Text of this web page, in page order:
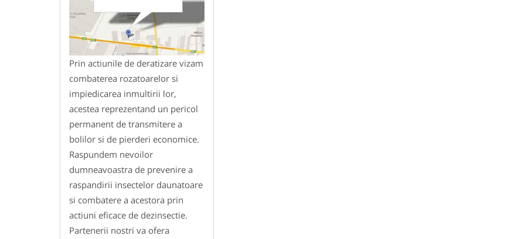
Prin actiunile de deratizare vizam
combaterea rozatoarelor si
impiedicarea inmultirii lor,
acestea reprezentand un pericol
permanent de transmitere a
bolilor si de pierderi economice.
Raspundem nevoilor
dumneavoastra de prevenire a
raspandirii insectelor daunatoare
si combatere a acestora prin
actiuni eficace de dezinsectie.
Partenerii nostri va ofera